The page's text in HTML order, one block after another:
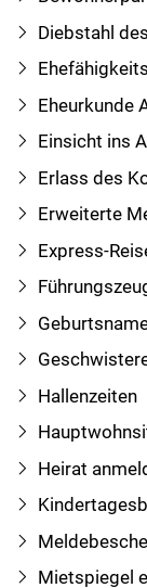
Diebstahl
Eheurkunde
Einsicht ins
Erlass des
Erweiterte
Express-
Hallenzeiten
Heirat
Mietspiegel